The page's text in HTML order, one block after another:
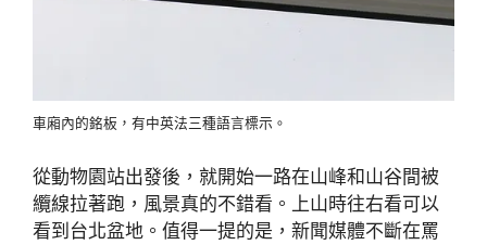
車廂內的銘板，有中英法三種語言標示。
從動物園站出發後，就開始一路在山峰和山谷間被
纜線拉著跑，風景真的不錯看。上山時往右看可以
看到台北盆地。值得一提的是，新聞媒體不斷在罵